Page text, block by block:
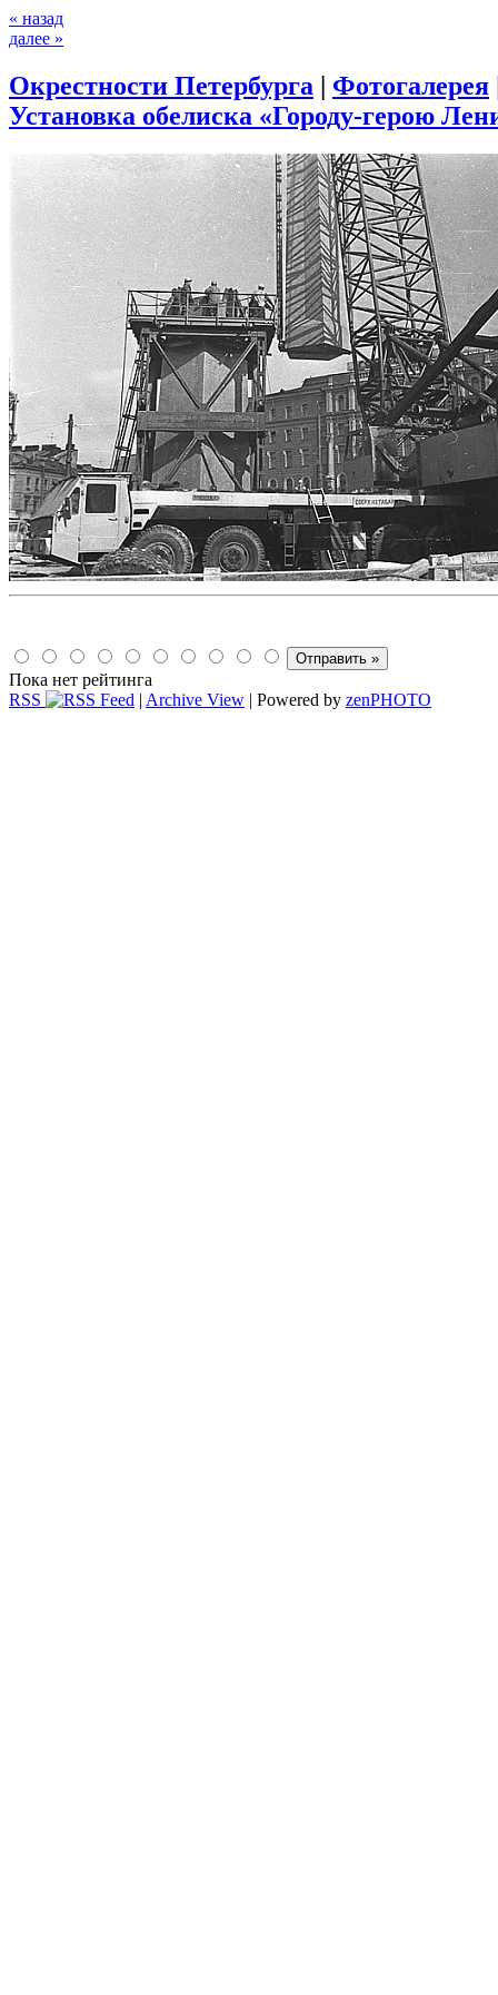
« назад
далее »
Окрестности Петербурга | Фотогалерея
Установка обелиска «Городу-герою
Пока нет рейтинга
RSS
| Archive View | Powered by zenPHOTO